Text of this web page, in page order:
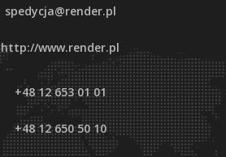
spedycja@render.pl
http://www.render.pl
+48 12 653 01 01
+48 12 650 50 10